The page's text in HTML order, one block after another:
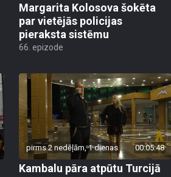
Margarita Kolosova šokēta
par vietējās policijas
pieraksta sistēmu
66. epizode
pirms 2 nedēļām, 1 dienas 00:05:48
Kambalu pāra atpūtu Turcijā